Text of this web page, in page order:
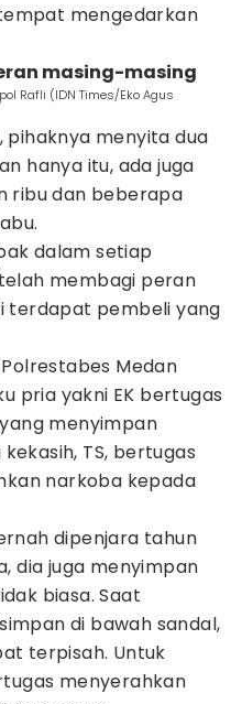
mengedarkan
masing-masing
Rafli (IDN Times/Eko Agus
pihaknya menyita dua
hanya itu, ada juga
ribu dan beberapa
dalam setiap
membagi peran
terdapat pembeli yang
Medan
pria yakni EK bertugas
menyimpan
TS, bertugas
narkoba kepada
dipenjara tahun
dia juga menyimpan
biasa. Saat
di bawah sandal,
terpisah. Untuk
menyerahkan